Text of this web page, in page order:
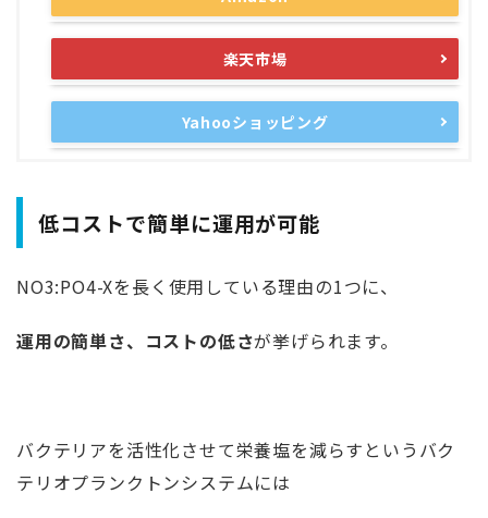
楽天市場
Yahooショッピング
低コストで簡単に運用が可能
NO3:PO4-Xを長く使用している理由の1つに、
運用の簡単さ、コストの低さが挙げられます。
バクテリアを活性化させて栄養塩を減らすというバク
テリオプランクトンシステムには